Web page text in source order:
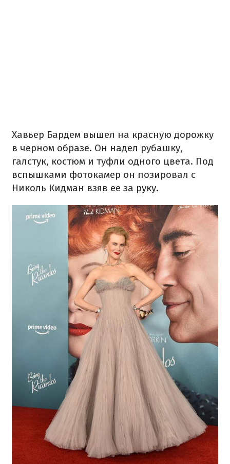
Хавьер Бардем вышел на красную дорожку
в черном образе. Он надел рубашку,
галстук, костюм и туфли одного цвета. Под
вспышками фотокамер он позировал с
Николь Кидман взяв ее за руку.